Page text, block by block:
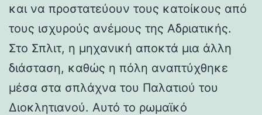
και να προστατεύουν τους κατοίκους από
τους ισχυρούς ανέμους της Αδριατικής.
Στο Σπλιτ, η μηχανική αποκτά μια άλλη
διάσταση, καθώς η πόλη αναπτύχθηκε
μέσα στα σπλάχνα του Παλατιού του
Διοκλητιανού. Αυτό το ρωμαϊκό